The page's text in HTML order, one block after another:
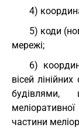
4)
5) коди
мережі;
6)
вісей
частини